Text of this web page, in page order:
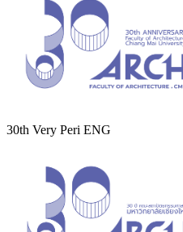
30th Very Peri ENG